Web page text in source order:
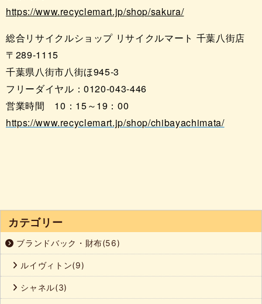
https://www.recyclemart.jp/shop/sakura/
総合リサイクルショップ リサイクルマート 千葉八街店
〒289-1115
千葉県八街市八街ほ945-3
フリーダイヤル：0120-043-446
営業時間 10：15～19：00
https://www.recyclemart.jp/shop/chibayachimata/
カテゴリー
ブランドバック・財布(56)
ルイヴィトン(9)
シャネル(3)